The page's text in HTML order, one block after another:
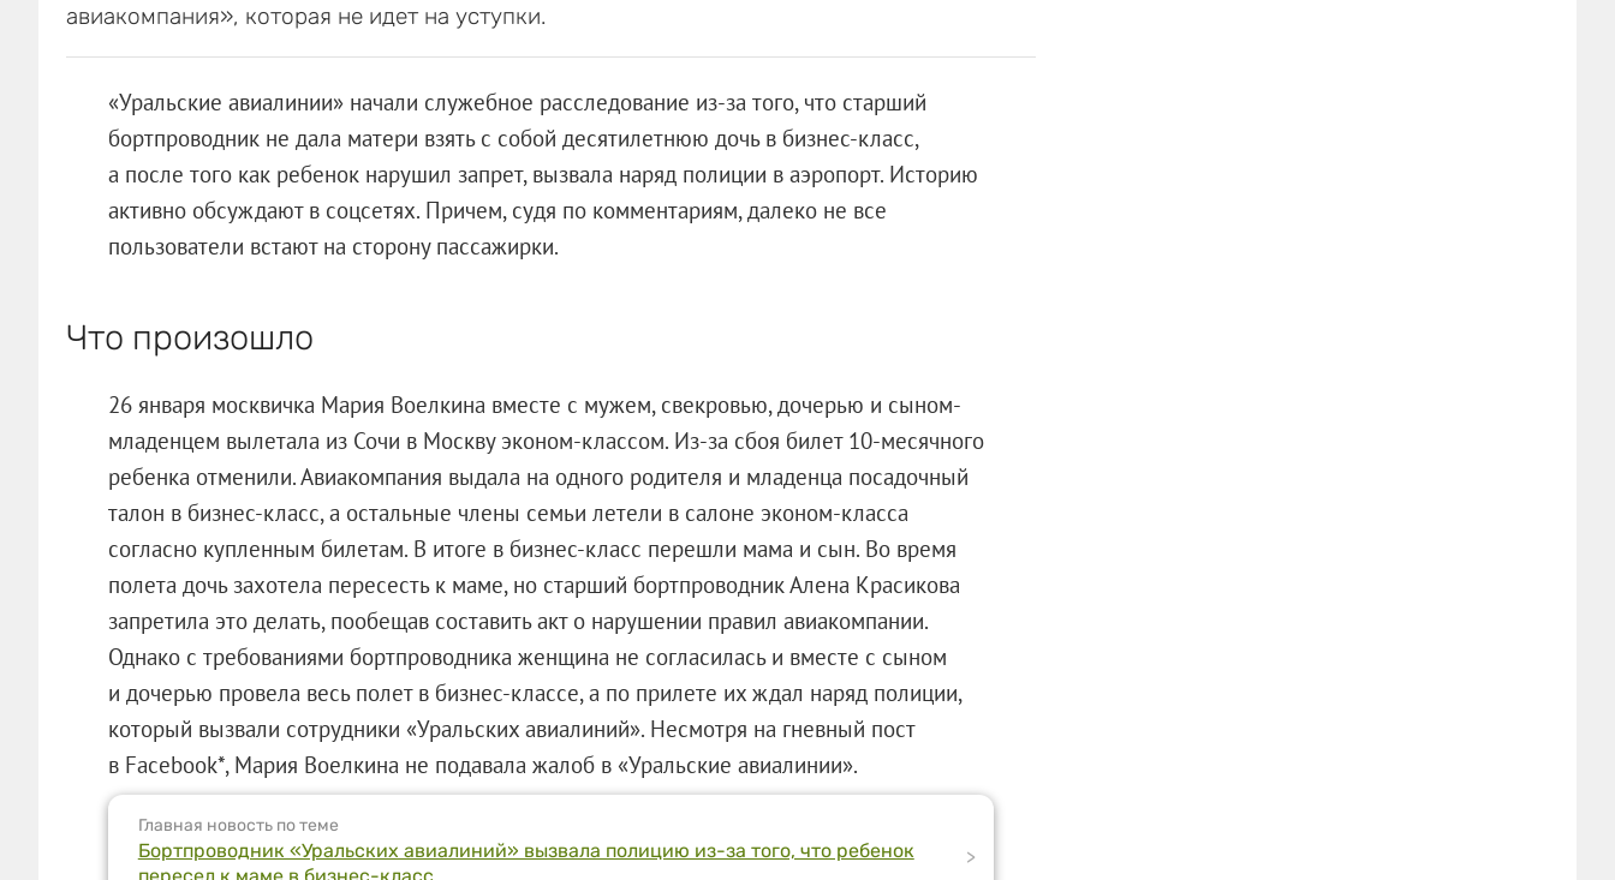
авиакомпания», которая не идет на уступки.
«Уральские авиалинии» начали служебное расследование из-за того, что старший
бортпроводник не дала матери взять с собой десятилетнюю дочь в бизнес-класс,
а после того как ребенок нарушил запрет, вызвала наряд полиции в аэропорт. Историю
активно обсуждают в соцсетях. Причем, судя по комментариям, далеко не все
пользователи встают на сторону пассажирки.
Что произошло
26 января москвичка Мария Воелкина вместе с мужем, свекровью, дочерью и сыном-
младенцем вылетала из Сочи в Москву эконом-классом. Из-за сбоя билет 10-месячного
ребенка отменили. Авиакомпания выдала на одного родителя и младенца посадочный
талон в бизнес-класс, а остальные члены семьи летели в салоне эконом-класса
согласно купленным билетам. В итоге в бизнес-класс перешли мама и сын. Во время
полета дочь захотела пересесть к маме, но старший бортпроводник Алена Красикова
запретила это делать, пообещав составить акт о нарушении правил авиакомпании.
Однако с требованиями бортпроводника женщина не согласилась и вместе с сыном
и дочерью провела весь полет в бизнес-классе, а по прилете их ждал наряд полиции,
который вызвали сотрудники «Уральских авиалиний». Несмотря на гневный пост
в Facebook*, Мария Воелкина не подавала жалоб в «Уральские авиалинии».
Главная новость по теме
Бортпроводник «Уральских авиалиний» вызвала полицию из-за того, что ребенок
пересел к маме в бизнес-класс
>